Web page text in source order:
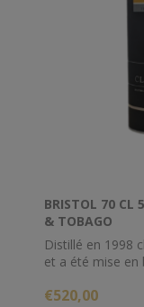
BRISTOL 70 CL
& TOBAGO
Distillé en 1998
et a été mise en
€520,00